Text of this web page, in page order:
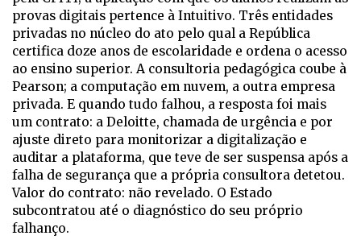
provas digitais pertence à Intuitivo. Três entidades
privadas no núcleo do ato pelo qual a República
certifica doze anos de escolaridade e ordena o acesso
ao ensino superior. A consultoria pedagógica coube à
Pearson; a computação em nuvem, a outra empresa
privada. E quando tudo falhou, a resposta foi mais
um contrato: a Deloitte, chamada de urgência e por
ajuste direto para monitorizar a digitalização e
auditar a plataforma, que teve de ser suspensa após a
falha de segurança que a própria consultora detetou.
Valor do contrato: não revelado. O Estado
subcontratou até o diagnóstico do seu próprio
falhanço.